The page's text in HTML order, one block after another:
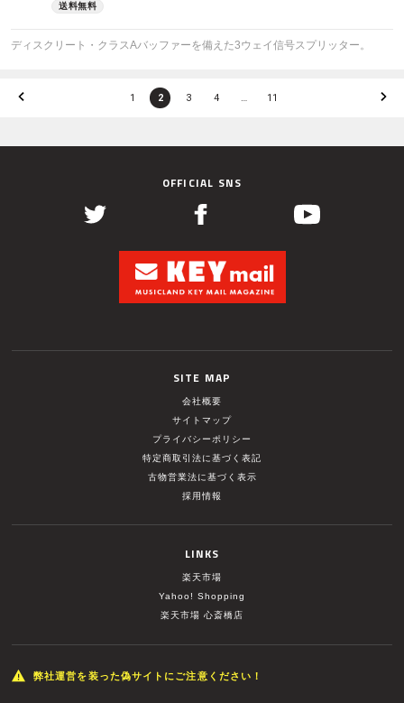
ディスクリート・クラスAバッファーを備えた3ウェイ信号スプリッター。
1 2 3 4 … 11
OFFICIAL SNS
SITE MAP
会社概要
サイトマップ
プライバシーポリシー
特定商取引法に基づく表記
古物営業法に基づく表示
採用情報
LINKS
楽天市場
Yahoo! Shopping
楽天市場 心斎橋店
弊社運営を装った偽サイトにご注意ください！